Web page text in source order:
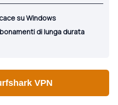
su Windows
di lunga durata
VPN